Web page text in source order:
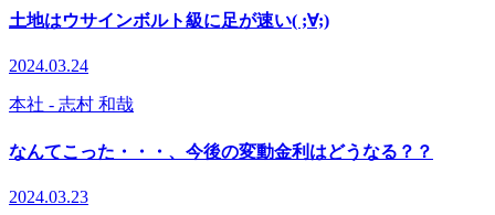
土地はウサインボルト級に足が速い( ;∀;)
2024.03.24
本社 - 志村 和哉
なんてこった・・・、今後の変動金利はどうなる？？
2024.03.23